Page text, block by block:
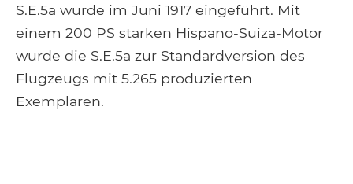
S.E.5a wurde im Juni 1917 eingeführt. Mit
einem 200 PS starken Hispano-Suiza-Motor
wurde die S.E.5a zur Standardversion des
Flugzeugs mit 5.265 produzierten
Exemplaren.